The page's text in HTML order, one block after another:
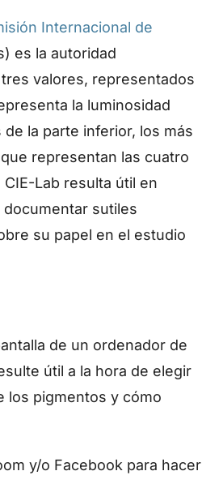
Internacional de
es la autoridad
valores, representados
la luminosidad
la parte inferior, los más
representan las cuatro
Lab resulta útil en
sutiles
su papel en el estudio
de un ordenador de
útil a la hora de elegir
los pigmentos y cómo
y/o Facebook para hacer